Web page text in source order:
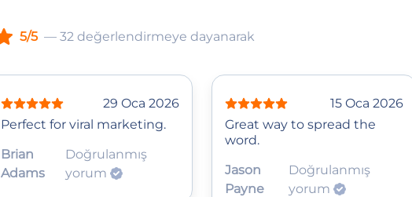
5/5 — 32 değerlendirmeye dayanarak
29 Oca 2026
Perfect for viral marketing.
Brian
Adams
Doğrulanmış
yorum
15 Oca 2026
Great way to spread the
word.
Jason
Payne
Doğrulanmış
yorum